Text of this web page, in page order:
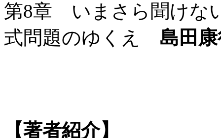
第8章 いまさら聞けな
式問題のゆくえ 島田
【著者紹介】